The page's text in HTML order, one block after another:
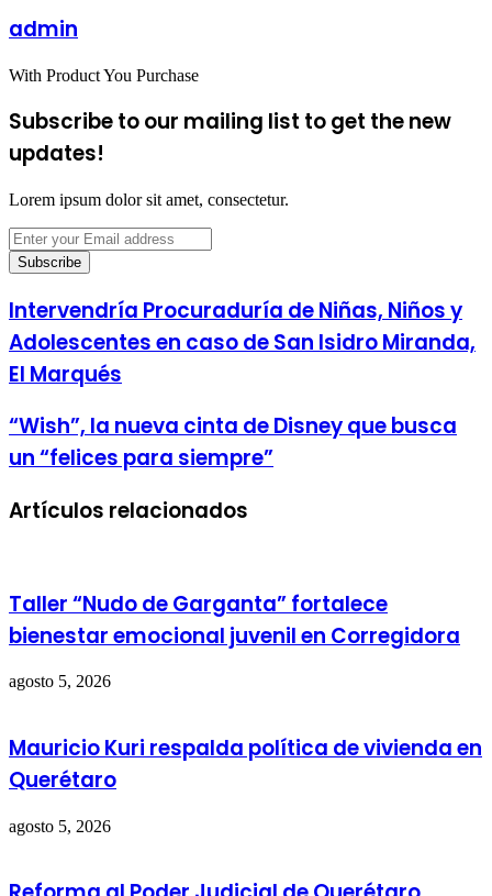
admin
With Product You Purchase
Subscribe to our mailing list to get the new
updates!
Lorem ipsum dolor sit amet, consectetur.
Enter
your
Email
Intervendría Procuraduría de Niñas, Niños y
Adolescentes en caso de San Isidro Miranda,
El Marqués
“Wish”, la nueva cinta de Disney que busca
un “felices para siempre”
Artículos relacionados
Taller “Nudo de Garganta” fortalece
bienestar emocional juvenil en Corregidora
agosto 5, 2026
Mauricio Kuri respalda política de vivienda en
Querétaro
agosto 5, 2026